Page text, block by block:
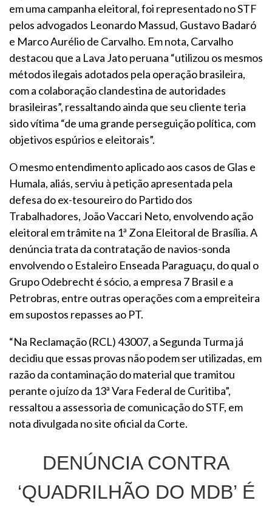
em uma campanha eleitoral, foi representado no STF
pelos advogados Leonardo Massud, Gustavo Badaró
e Marco Aurélio de Carvalho. Em nota, Carvalho
destacou que a Lava Jato peruana “utilizou os mesmos
métodos ilegais adotados pela operação brasileira,
com a colaboração clandestina de autoridades
brasileiras”, ressaltando ainda que seu cliente teria
sido vítima “de uma grande perseguição política, com
objetivos espúrios e eleitorais”.
O mesmo entendimento aplicado aos casos de Glas e
Humala, aliás, serviu à petição apresentada pela
defesa do ex-tesoureiro do Partido dos
Trabalhadores, João Vaccari Neto, envolvendo ação
eleitoral em trâmite na 1ª Zona Eleitoral de Brasília. A
denúncia trata da contratação de navios-sonda
envolvendo o Estaleiro Enseada Paraguaçu, do qual o
Grupo Odebrecht é sócio, a empresa 7 Brasil e a
Petrobras, entre outras operações com a empreiteira
em supostos repasses ao PT.
“Na Reclamação (RCL) 43007, a Segunda Turma já
decidiu que essas provas não podem ser utilizadas, em
razão da contaminação do material que tramitou
perante o juízo da 13ª Vara Federal de Curitiba”,
ressaltou a assessoria de comunicação do STF, em
nota divulgada no site oficial da Corte.
DENÚNCIA CONTRA
‘QUADRILHÃO DO MDB’ É